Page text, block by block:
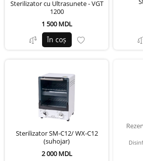
Sterilizator cu Ultrasunete - VGT
1200
1 500 MDL
În coș
Sterilizator SM-C12/ WX-C12
(suhojar)
2 000 MDL